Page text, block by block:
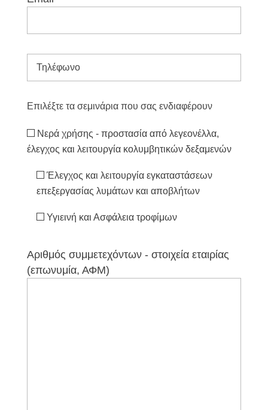
Επιλέξτε τα σεμινάρια που σας ενδιαφέρουν
Νερά χρήσης - προστασία από λεγεονέλλα,
έλεγχος και λειτουργία κολυμβητικών δεξαμενών
Έλεγχος και λειτουργία εγκαταστάσεων
επεξεργασίας λυμάτων και αποβλήτων
Υγιεινή και Ασφάλεια τροφίμων
Αριθμός συμμετεχόντων - στοιχεία εταιρίας
(επωνυμία, ΑΦΜ)